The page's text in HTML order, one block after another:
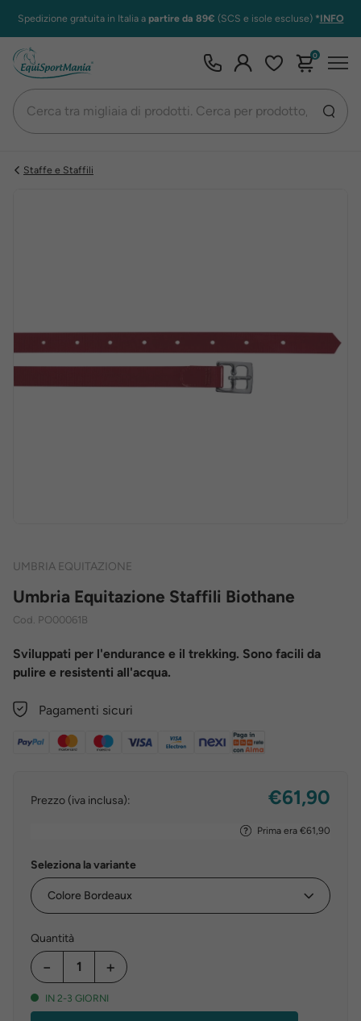
Spedizione gratuita in Italia a partire da 89€ (SCS e isole escluse) *INFO
0
Staffe e Staffili
UMBRIA EQUITAZIONE
Umbria Equitazione Staffili Biothane
Cod. PO00061B
Sviluppati per l'endurance e il trekking. Sono facili da
pulire e resistenti all'acqua.
Pagamenti sicuri
Prezzo (iva inclusa): €61,90
Prima era €61,90
Seleziona la variante
Quantità
− +
IN 2-3 GIORNI